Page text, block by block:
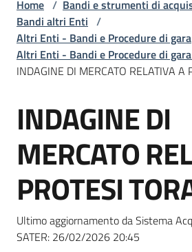
telematici
L'Agenzia
Bandi
strumenti
acquisto
Supporto
Home / Bandi e strumenti di
Bandi altri Enti /
Altri Enti - Bandi e Procedure di gara
Altri Enti - Bandi e Procedure di gara
INDAGINE DI MERCATO RELATIVA A
Salta al contenuto
INDAGINE DI
MERCATO
PROTESI
Ultimo aggiornamento da Sistema
SATER: 26/02/2026 20:45